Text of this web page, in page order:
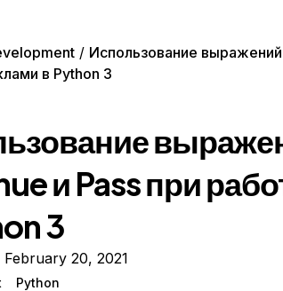
Использование
в Python 3
и Pass при
3
20, 2021
Python